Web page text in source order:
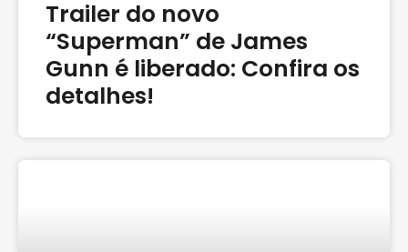
Trailer do novo
“Superman” de James
Gunn é liberado: Confira os
detalhes!